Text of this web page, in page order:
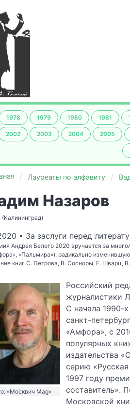
1978 1979 1980 1981
2002 2003 2004 2005
Лауреаты по алфавиту
Назаров
(Калининград)
• За заслуги перед
Андрея Белого 2020 вручается за
«Пальмира»), радикально
книг С. Петрова, В. Сосноры, Е. Шварц,
«Москвич Mag»
Российский
журналистики
С начала 1990-
санкт-
«Амфора», с
популярных
издательства
серию «Русская
1997 году
составитель».
Московской